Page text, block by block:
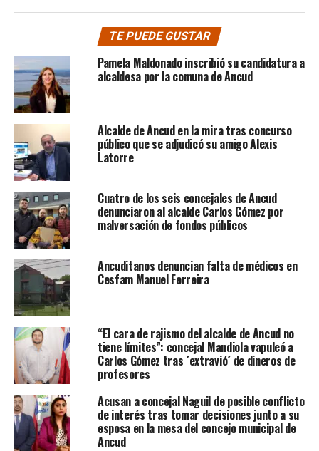
TE PUEDE GUSTAR
Pamela Maldonado inscribió su candidatura a
alcaldesa por la comuna de Ancud
Alcalde de Ancud en la mira tras concurso
público que se adjudicó su amigo Alexis
Latorre
Cuatro de los seis concejales de Ancud
denunciaron al alcalde Carlos Gómez por
malversación de fondos públicos
Ancuditanos denuncian falta de médicos en
Cesfam Manuel Ferreira
“El cara de rajismo del alcalde de Ancud no
tiene límites”: concejal Mandiola vapuleó a
Carlos Gómez tras ´extravió´ de dineros de
profesores
Acusan a concejal Naguil de posible conflicto
de interés tras tomar decisiones junto a su
esposa en la mesa del concejo municipal de
Ancud